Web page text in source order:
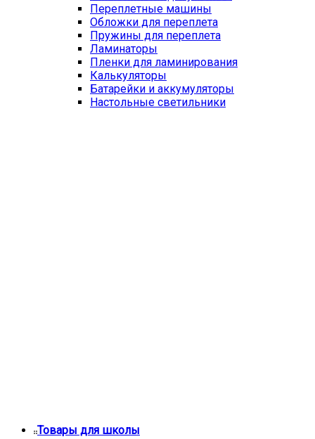
Переплетные машины
Обложки для переплета
Пружины для переплета
Ламинаторы
Пленки для ламинирования
Калькуляторы
Батарейки и аккумуляторы
Настольные светильники
Товары для школы